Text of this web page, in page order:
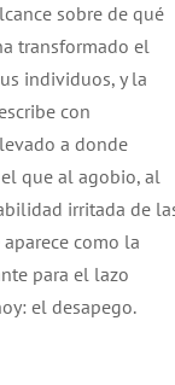
sobre de qué
transformado el
individuos, y la
con
a donde
que al agobio, al
irritada de
como la
para el lazo
el desapego.